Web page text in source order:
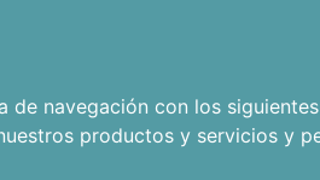
navegación con los
productos y servicios y